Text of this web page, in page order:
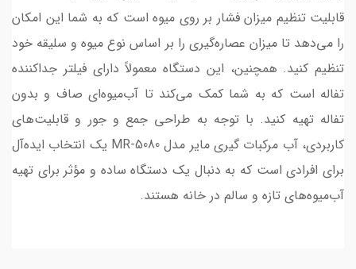
قابلیت تنظیم میزان فشار بر روی میوه است که به شما این امکان
را می‌دهد تا میزان عصاره‌گیری را بر اساس نوع میوه و سلیقه خود
تنظیم کنید. همچنین، این دستگاه معمولاً دارای فیلتر جداکننده
تفاله است که به شما کمک می‌کند تا آب‌میوه‌ای صاف و بدون
تفاله تهیه کنید. با توجه به طراحی جمع و جور و قابلیت‌های
کاربردی، آب مرکبات گیری مایر مدل MR-5080 یک انتخاب ایده‌آل
برای افرادی است که به دنبال یک دستگاه ساده و مؤثر برای تهیه
آب‌میوه‌های تازه و سالم در خانه هستند.